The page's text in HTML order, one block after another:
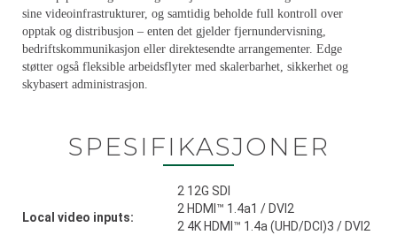
sine videoinfrastrukturer, og samtidig beholde full kontroll over
opptak og distribusjon – enten det gjelder fjernundervisning,
bedriftskommunikasjon eller direktesendte arrangementer. Edge
støtter også fleksible arbeidsflyter med skalerbarhet, sikkerhet og
skybasert administrasjon.
SPESIFIKASJONER
Local video inputs:
2 12G SDI
2 HDMI™ 1.4a1 / DVI2
2 4K HDMI™ 1.4a (UHD/DCI)3 / DVI2